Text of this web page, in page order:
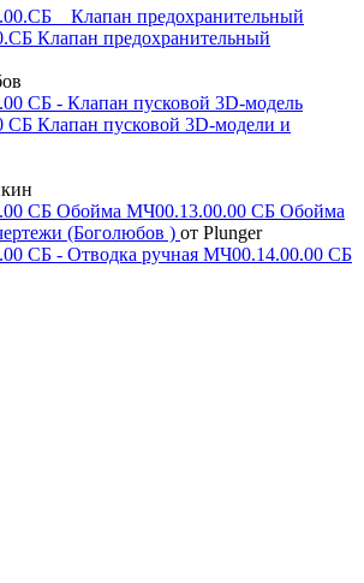
Клапан предохранительный
Клапан пусковой 3D-модели и
МЧ00.13.00.00 СБ Обойма
(Боголюбов ) от Plunger
МЧ00.14.00.00 СБ